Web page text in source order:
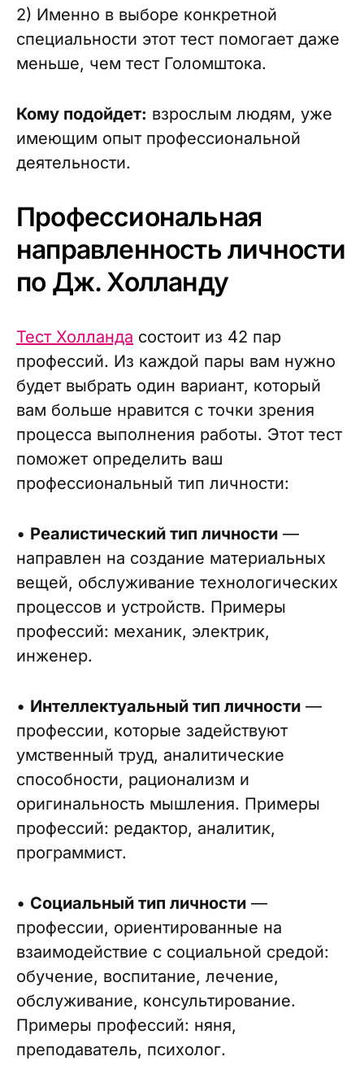
2) Именно в выборе конкретной
специальности этот тест помогает даже
меньше, чем тест Голомштока.
Кому подойдет: взрослым людям, уже
имеющим опыт профессиональной
деятельности.
Профессиональная
направленность личности
по Дж. Холланду
Тест Холланда состоит из 42 пар
профессий. Из каждой пары вам нужно
будет выбрать один вариант, который
вам больше нравится с точки зрения
процесса выполнения работы. Этот тест
поможет определить ваш
профессиональный тип личности:
• Реалистический тип личности —
направлен на создание материальных
вещей, обслуживание технологических
процессов и устройств. Примеры
профессий: механик, электрик,
инженер.
• Интеллектуальный тип личности —
профессии, которые задействуют
умственный труд, аналитические
способности, рационализм и
оригинальность мышления. Примеры
профессий: редактор, аналитик,
программист.
• Социальный тип личности —
профессии, ориентированные на
взаимодействие с социальной средой:
обучение, воспитание, лечение,
обслуживание, консультирование.
Примеры профессий: няня,
преподаватель, психолог.